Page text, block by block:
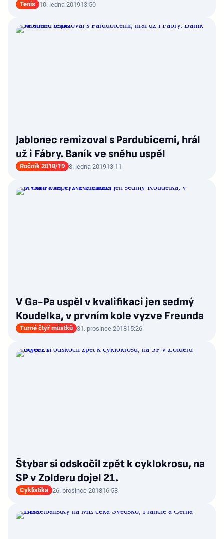
Tenis 10. ledna 201913:50
Jablonec remizoval s Pardubicemi, hrál
už i Fábry. Baník ve sněhu uspěl
Ročník 2018/19 8. ledna 201913:11
V Ga-Pa uspěl v kvalifikaci jen sedmý
Koudelka, v prvním kole vyzve Freunda
Turné čtyř můstků 31. prosince 201815:26
Štybar si odskočil zpět k cyklokrosu, na
SP v Zolderu dojel 21.
Cyklistika 26. prosince 201816:58